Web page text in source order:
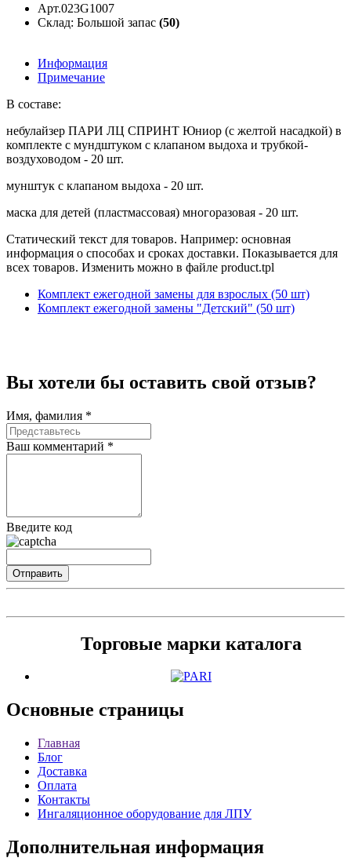
Арт.023G1007
Склад: Большой запас (50)
Информация
Примечание
В составе:
небулайзер ПАРИ ЛЦ СПРИНТ Юниор (с желтой насадкой) в
комплекте с мундштуком с клапаном выдоха и трубкой-
воздуховодом - 20 шт.
мунштук с клапаном выдоха - 20 шт.
маска для детей (пластмассовая) многоразовая - 20 шт.
Статический текст для товаров. Например: основная
информация о способах и сроках доставки. Показывается для
всех товаров. Изменить можно в файле product.tpl
Комплект ежегодной замены для взрослых (50 шт)
Комплект ежегодной замены "Детский" (50 шт)
Вы хотели бы оставить свой отзыв?
Имя, фамилия *
Ваш комментарий *
Введите код
Торговые марки каталога
Основные страницы
Главная
Блог
Доставка
Оплата
Контакты
Ингаляционное оборудование для ЛПУ
Дополнительная информация